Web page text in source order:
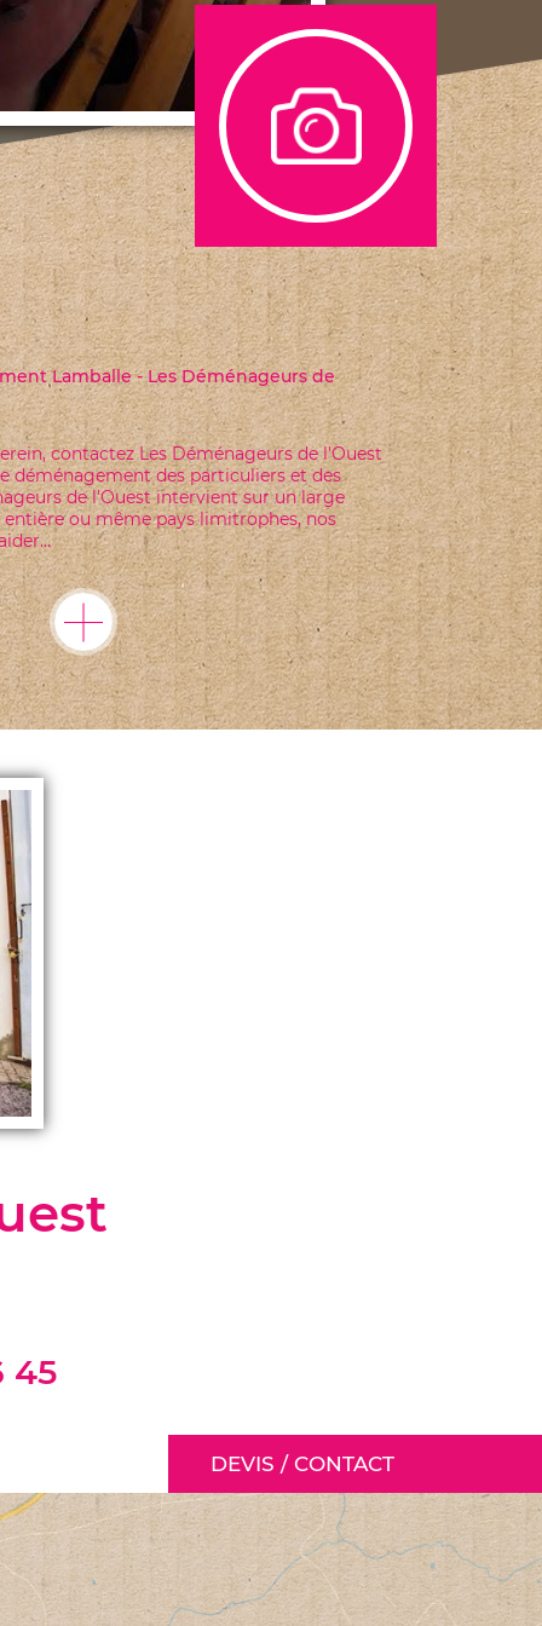
DE DEMENAGEMENT
une remise de 10 % à partir de 50 €
31/01/2019. Contactez nous sans...
45
DEVIS / CONTACT